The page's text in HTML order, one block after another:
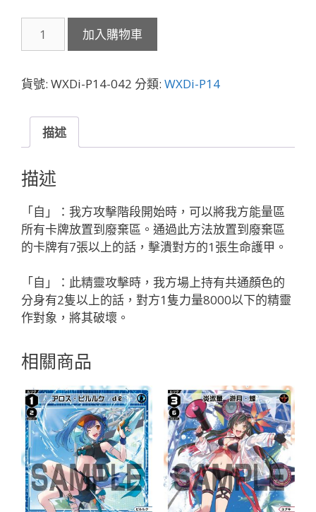
P14-
紅
姫
ラ
ナ//
フ
ェ
ゾ
ー
ネ
「精
靈
SR
紅
LV3
像：
天
使
無
LB」
數
量
加入購物車
貨號: WXDi-P14-042 分類: WXDi-P14
描述
描述
「自」：我方攻擊階段開始時，可以將我方能量區
所有卡牌放置到廢棄區。通過此方法放置到廢棄區
的卡牌有7張以上的話，擊潰對方的1張生命護甲。
「自」：此精靈攻擊時，我方場上持有共通顏色的
分身有2隻以上的話，對方1隻力量8000以下的精靈
作對象，將其破壞。
相關商品